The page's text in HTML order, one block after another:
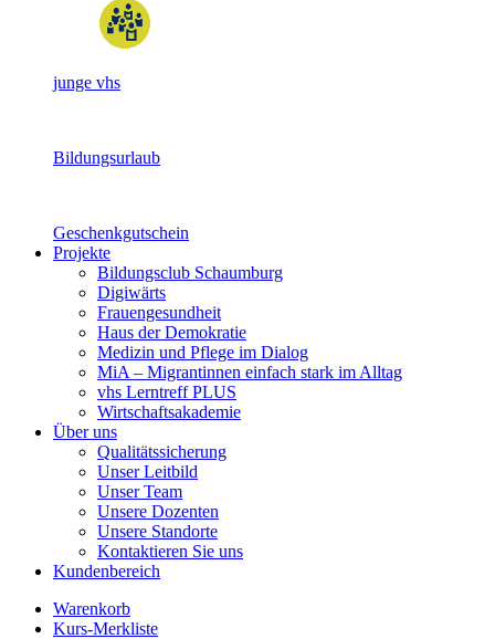
junge vhs
Bildungsurlaub
Geschenkgutschein
Projekte
Bildungsclub Schaumburg
Digiwärts
Frauengesundheit
Haus der Demokratie
Medizin und Pflege im Dialog
MiA – Migrantinnen einfach stark im Alltag
vhs Lerntreff PLUS
Wirtschaftsakademie
Über uns
Qualitätssicherung
Unser Leitbild
Unser Team
Unsere Dozenten
Unsere Standorte
Kontaktieren Sie uns
Kundenbereich
Warenkorb
Kurs-Merkliste